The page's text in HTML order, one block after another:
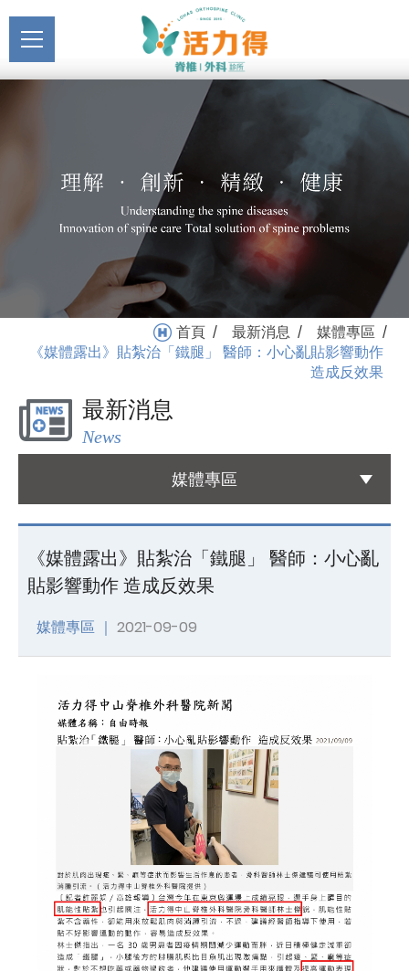
《媒體露出》貼紮治「鐵
腿」 醫師：小心亂貼影響
動作 造成反效果_媒體專區
_最新消息 | 活力得脊椎外
主選單關於活力得
醫療服務
Medical Service
Registration
就醫指南
Medical Instruction
Health Education
國際醫療
友善連結
Links
聯絡我們
Contact
首頁 / 最新消息 / 媒體專區 /
《媒體露出》貼紮治「鐵腿」 醫師：小心亂貼影響動作
造成反效果
最新消息
News
媒體專區
《媒體露出》貼紮治「鐵腿」 醫師：小心亂
貼影響動作 造成反效果
媒體專區 ｜ 2021-09-09